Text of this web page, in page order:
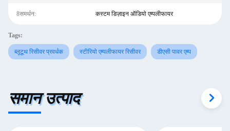
8समर्थन: कस्टम डिज़ाइन ऑडियो एम्पलीफायर
Tags:
ब्लूटूथ रिसीवर प्रवर्धक स्टीरियो एम्पलीफायर रिसीवर डीएसी पावर एम्प
समान उत्पाद